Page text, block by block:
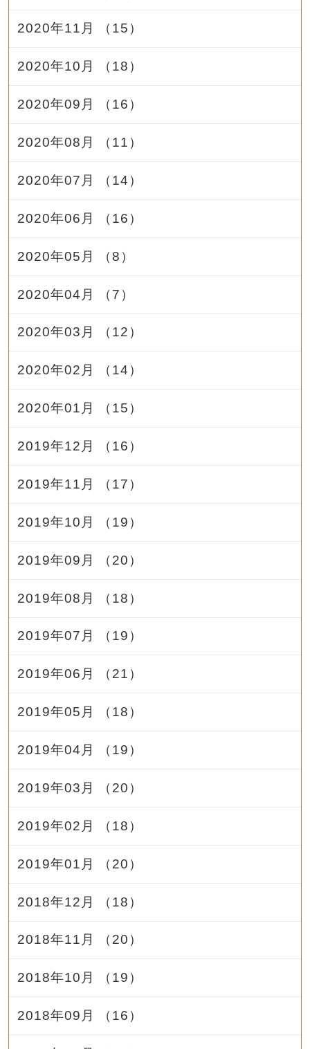
2020年11月 （15）
2020年10月 （18）
2020年09月 （16）
2020年08月 （11）
2020年07月 （14）
2020年06月 （16）
2020年05月 （8）
2020年04月 （7）
2020年03月 （12）
2020年02月 （14）
2020年01月 （15）
2019年12月 （16）
2019年11月 （17）
2019年10月 （19）
2019年09月 （20）
2019年08月 （18）
2019年07月 （19）
2019年06月 （21）
2019年05月 （18）
2019年04月 （19）
2019年03月 （20）
2019年02月 （18）
2019年01月 （20）
2018年12月 （18）
2018年11月 （20）
2018年10月 （19）
2018年09月 （16）